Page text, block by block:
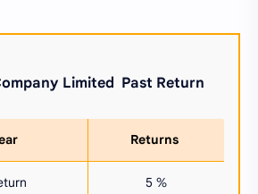
Limited Past Return
Returns
5 %